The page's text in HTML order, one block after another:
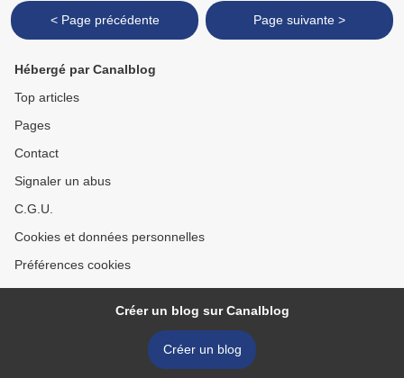
< Page précédente Page suivante >
Hébergé par Canalblog
Top articles
Pages
Contact
Signaler un abus
C.G.U.
Cookies et données personnelles
Préférences cookies
Créer un blog sur Canalblog
Créer un blog